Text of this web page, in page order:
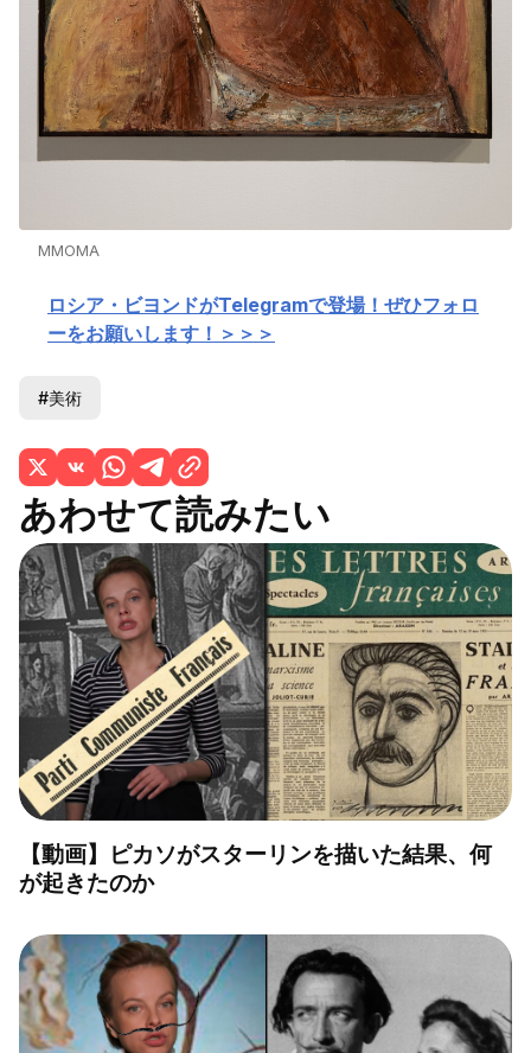
MMOMA
ロシア・ビヨンドがTelegramで登場！ぜひフォロ
ーをお願いします！＞＞＞
#美術
あわせて読みたい
【動画】ピカソがスターリンを描いた結果、何
が起きたのか